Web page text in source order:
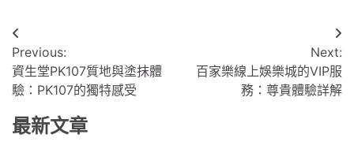
文
章
導
覽
Previous:
資生堂PK107質地與塗抹體
驗：PK107的獨特感受
Next:
百家樂線上娛樂城的VIP服
務：尊貴體驗詳解
最新文章